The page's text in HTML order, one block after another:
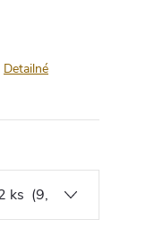
Detailné